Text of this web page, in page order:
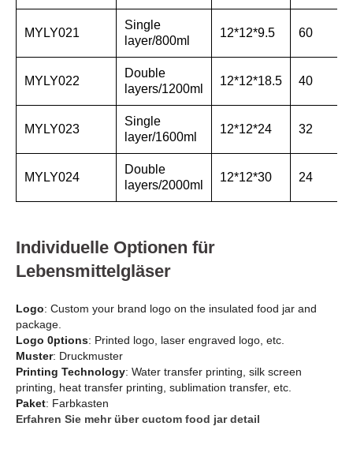
MYLY021
Single
layer/800ml
12*12*9.5 60
MYLY022
Double
layers/1200ml
12*12*18.5 40
MYLY023
Single
layer/1600ml
12*12*24 32
MYLY024
Double
layers/2000ml
12*12*30 24
Individuelle Optionen für
Lebensmittelgläser
Logo: Custom your brand logo on the insulated food jar and
package.
Logo 0ptions: Printed logo, laser engraved logo, etc.
Muster: Druckmuster
Printing Technology: Water transfer printing, silk screen
printing, heat transfer printing, sublimation transfer, etc.
Paket: Farbkasten
Erfahren Sie mehr über cuctom food jar detail